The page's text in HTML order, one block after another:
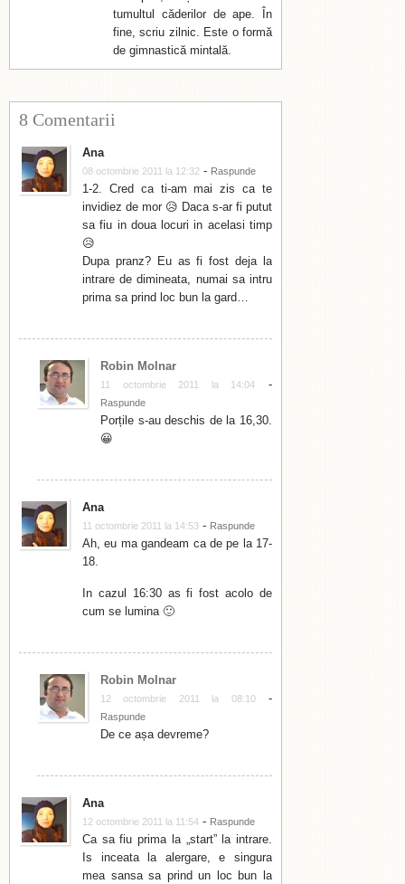
tumultul căderilor de ape. În
fine, scriu zilnic. Este o formă
de gimnastică mintală.
8 Comentarii
Ana
08 octombrie 2011 la 12:32 - Raspunde
1-2. Cred ca ti-am mai zis ca te
invidiez de mor 😥 Daca s-ar fi putut
sa fiu in doua locuri in acelasi timp
😥
Dupa pranz? Eu as fi fost deja la
intrare de dimineata, numai sa intru
prima sa prind loc bun la gard…
Robin Molnar
11 octombrie 2011 la 14:04 -
Raspunde
Porțile s-au deschis de la 16,30.
😀
Ana
11 octombrie 2011 la 14:53 - Raspunde
Ah, eu ma gandeam ca de pe la 17-
18.
In cazul 16:30 as fi fost acolo de
cum se lumina 🙂
Robin Molnar
12 octombrie 2011 la 08:10-
Raspunde
De ce așa devreme?
Ana
12 octombrie 2011 la 11:54 - Raspunde
Ca sa fiu prima la „start” la intrare.
Is inceata la alergare, e singura
mea sansa sa prind un loc bun la